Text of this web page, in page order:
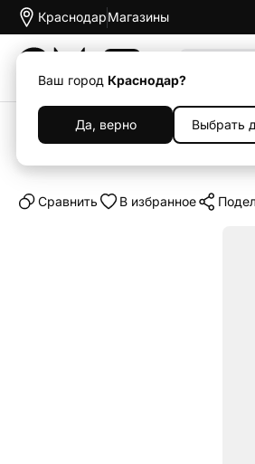
Краснодар
Ваш город Краснодар?
Да, верно Выбрать
Магазины
Каталог Аксессуары
Клип-кейс
Cравнить В избранное